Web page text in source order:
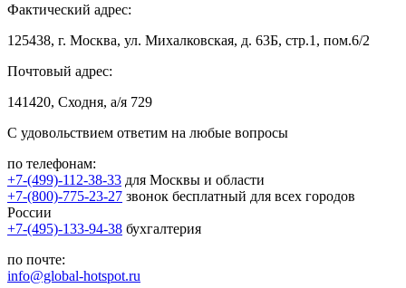
Фактический адрес:
125438, г. Москва, ул. Михалковская, д. 63Б, стр.1, пом.6/2
Почтовый адрес:
141420, Сходня, а/я 729
С удовольствием ответим на любые вопросы
по телефонам:
+7-(499)-112-38-33 для Москвы и области
+7-(800)-775-23-27 звонок бесплатный для всех городов
России
+7-(495)-133-94-38 бухгалтерия
по почте:
info@global-hotspot.ru